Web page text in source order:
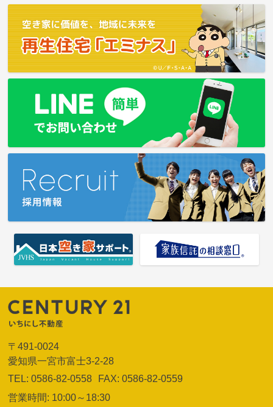
〒491-0024
愛知県一宮市富士3-2-28
TEL: 0586-82-0558
FAX: 0586-82-0559
営業時間: 10:00～18:30